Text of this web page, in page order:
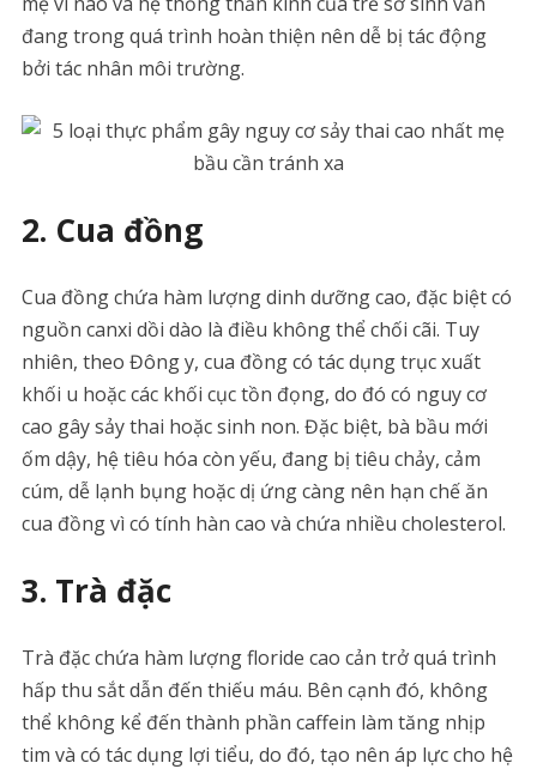
đang trong quá trình hoàn thiện nên dễ bị tác động
bởi tác nhân môi trường.
2. Cua đồng
Cua đồng chứa hàm lượng dinh dưỡng cao, đặc biệt có
nguồn canxi dồi dào là điều không thể chối cãi. Tuy
nhiên, theo Đông y, cua đồng có tác dụng trục xuất
khối u hoặc các khối cục tồn đọng, do đó có nguy cơ
cao gây sảy thai hoặc sinh non. Đặc biệt, bà bầu mới
ốm dậy, hệ tiêu hóa còn yếu, đang bị tiêu chảy, cảm
cúm, dễ lạnh bụng hoặc dị ứng càng nên hạn chế ăn
cua đồng vì có tính hàn cao và chứa nhiều cholesterol.
3. Trà đặc
Trà đặc chứa hàm lượng floride cao cản trở quá trình
hấp thu sắt dẫn đến thiếu máu. Bên cạnh đó, không
thể không kể đến thành phần caffein làm tăng nhịp
tim và có tác dụng lợi tiểu, do đó, tạo nên áp lực cho hệ